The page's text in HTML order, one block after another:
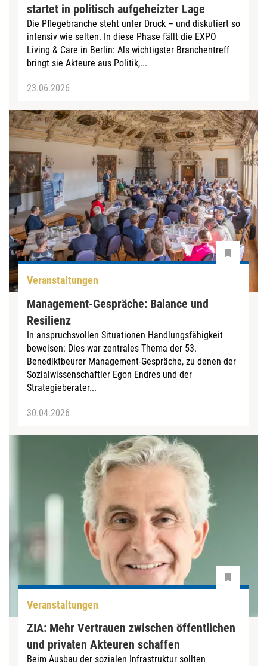
startet in politisch aufgeheizter Lage
Die Pflegebranche steht unter Druck – und diskutiert so
intensiv wie selten. In diese Phase fällt die EXPO
Living & Care in Berlin: Als wichtigster Branchentreff
bringt sie Akteure aus Politik,...
23.06.2026
Veranstaltungen
Management-Gespräche: Balance und
Resilienz
In anspruchsvollen Situationen Handlungsfähigkeit
beweisen: Dies war zentrales Thema der 53.
Benediktbeurer Management-Gespräche, zu denen der
Sozialwissenschaftler Egon Endres und der
Strategieberater...
30.04.2026
Veranstaltungen
ZIA: Mehr Vertrauen zwischen öffentlichen
und privaten Akteuren schaffen
Beim Ausbau der sozialen Infrastruktur sollten